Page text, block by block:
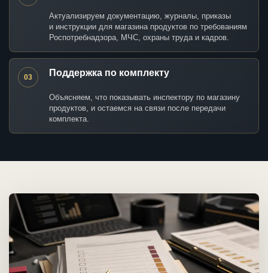
Актуализируем документацию, журналы, приказы
и инструкции для магазина продуктов по требованиям
Роспотребнадзора, МЧС, охраны труда и кадров.
03 Поддержка по комплекту
Объясняем, что показывать инспектору по магазину
продуктов, и остаемся на связи после передачи
комплекта.